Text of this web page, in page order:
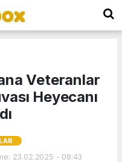
Veteranlar
Heyecanı
23.02.2025 - 08:43